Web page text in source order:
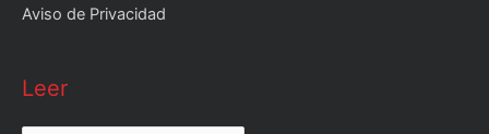
Aviso de Privacidad
Leer
Leer